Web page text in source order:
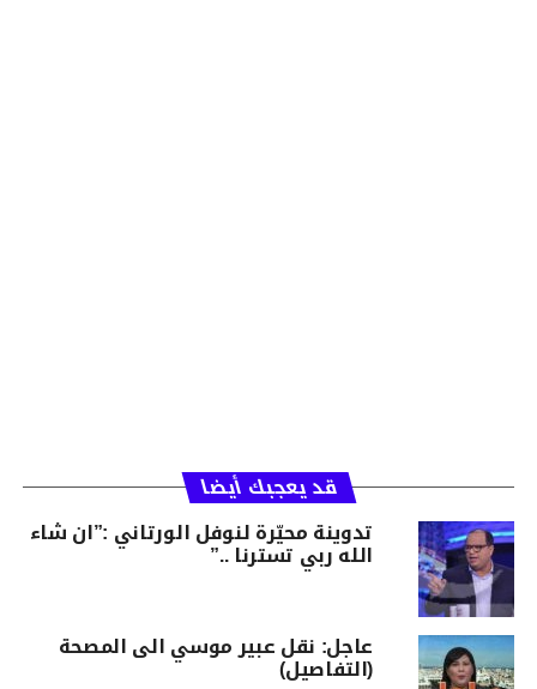
قد يعجبك أيضا
تدوينة محيّرة لنوفل الورتاني :”ان شاء
الله ربي تسترنا ..”
عاجل: نقل عبير موسي الى المصحة
(التفاصيل)